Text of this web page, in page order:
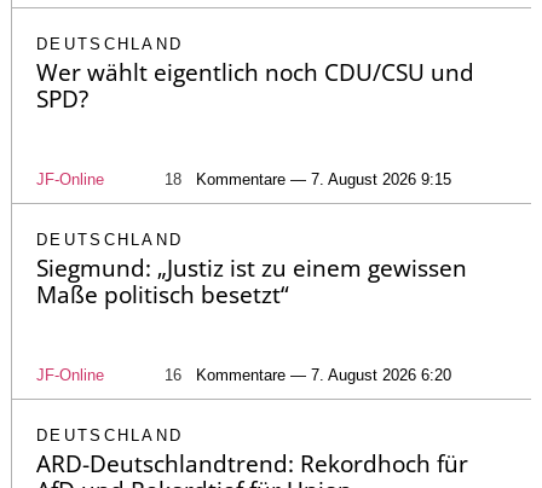
DEUTSCHLAND
Wer wählt eigentlich noch CDU/CSU und
SPD?
JF-Online 18 Kommentare — 7. August 2026 9:15
DEUTSCHLAND
Siegmund: „Justiz ist zu einem gewissen
Maße politisch besetzt“
JF-Online 16 Kommentare — 7. August 2026 6:20
DEUTSCHLAND
ARD-Deutschlandtrend: Rekordhoch für